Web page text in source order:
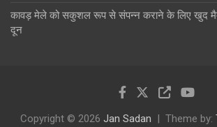
कावड़ मेले को सकुशल रूप से संपन्न कराने के लिए खुद
दून
Copyright © 2026 Jan Sadan Theme by: